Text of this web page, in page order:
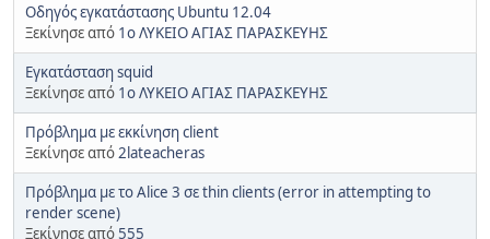
Οδηγός εγκατάστασης Ubuntu 12.04
Ξεκίνησε από 1o ΛΥΚΕΙΟ ΑΓΙΑΣ ΠΑΡΑΣΚΕΥΗΣ
Εγκατάσταση squid
Ξεκίνησε από 1o ΛΥΚΕΙΟ ΑΓΙΑΣ ΠΑΡΑΣΚΕΥΗΣ
Πρόβλημα με εκκίνηση client
Ξεκίνησε από 2lateacheras
Πρόβλημα με το Alice 3 σε thin clients (error in attempting to
render scene)
Ξεκίνησε από555